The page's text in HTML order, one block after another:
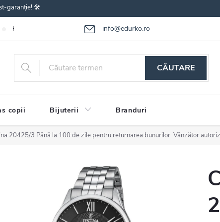
garanție! 🛠️
info@edurko.ro
Reclamațiile bunurilor Întrebări frecvente
CĂUTARE
copii Bijuterii Branduri
20425/3 Până la 100 de zile pentru returnarea bunurilor. Vânzător